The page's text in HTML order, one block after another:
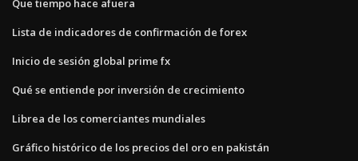
Que tiempo hace afuera
Lista de indicadores de confirmación de forex
Inicio de sesión global prime fx
Qué se entiende por inversión de crecimiento
Librea de los comerciantes mundiales
Gráfico histórico de los precios del oro en pakistán